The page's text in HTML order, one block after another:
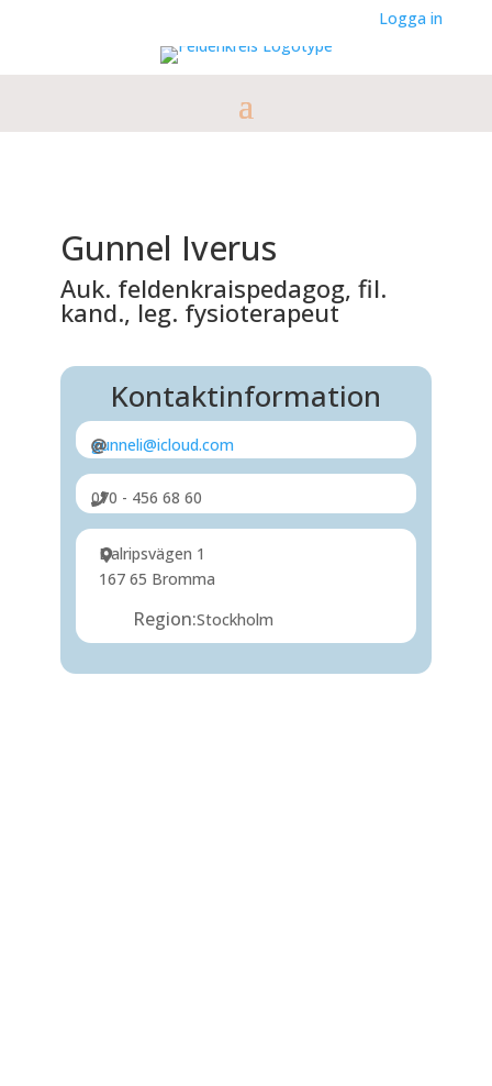
Logga in
Gunnel Iverus
Auk. feldenkraispedagog, fil.
kand., leg. fysioterapeut
Kontaktinformation
gunneli@icloud.com
070 - 456 68 60
Dalripsvägen 1
167 65 Bromma
Region:Stockholm